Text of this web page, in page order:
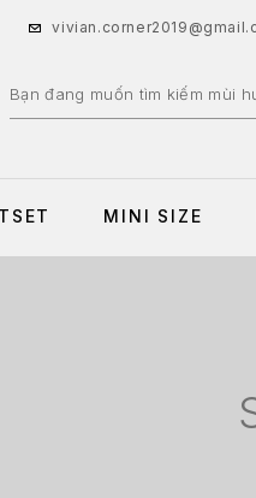
MINI SIZE